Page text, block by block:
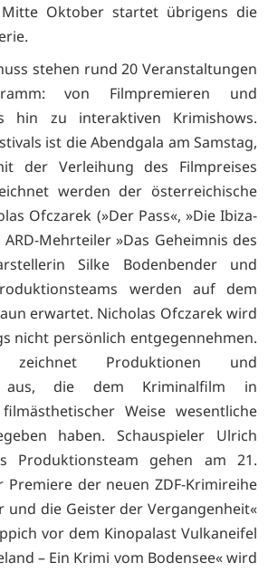
Mitte Oktober startet übrigens die
stehen rund 20 Veranstaltungen
von Filmpremieren und
hin zu interaktiven Krimishows.
ist die Abendgala am Samstag,
der Verleihung des Filmpreises
werden der österreichische
Ofczarek (»Der Pass«, »Die Ibiza-
Mehrteiler »Das Geheimnis des
Silke Bodenbender und
werden auf dem
erwartet. Nicholas Ofczarek wird
nicht persönlich entgegennehmen.
zeichnet Produktionen und
aus, die dem Kriminalfilm in
Weise wesentliche
haben. Schauspieler Ulrich
Produktionsteam gehen am 21.
Premiere der neuen ZDF-Krimireihe
und die Geister der Vergangenheit«
vor dem Kinopalast Vulkaneifel
– Ein Krimi vom Bodensee« wird